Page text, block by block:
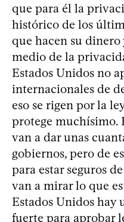
que para él la
histórico de los
que hacen su
medio de la
Estados Unidos no
internacionales de
eso se rigen por la
protege muchísimo.
van a dar unas
gobiernos, pero de
para estar seguros
van a mirar lo que
Estados Unidos
fuerte para aprobar